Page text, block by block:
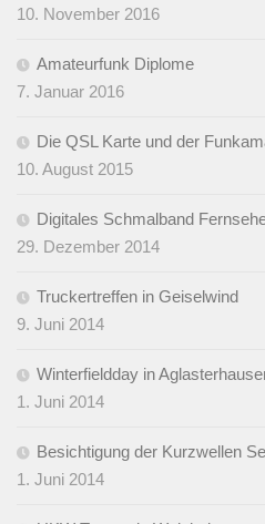
10. November 2016
Amateurfunk Diplome
7. Januar 2016
Die QSL Karte und der
10. August 2015
Digitales Schmalband
29. Dezember 2014
Truckertreffen in Geiselwind
9. Juni 2014
Winterfieldday in
1. Juni 2014
Besichtigung der Kurzwellen
1. Juni 2014